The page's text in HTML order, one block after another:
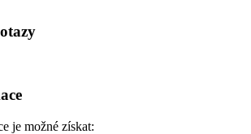
je možné získat: